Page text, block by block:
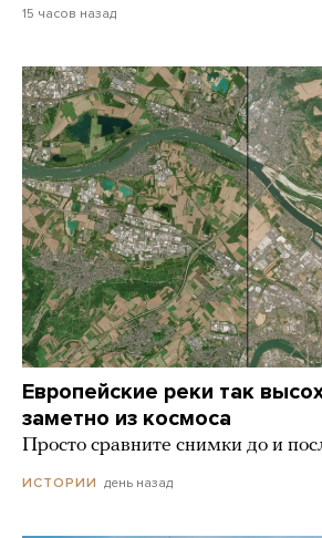
15 часов назад
Европейские реки так
заметно из космоса
Просто сравните снимки до и
ИСТОРИИ день назад